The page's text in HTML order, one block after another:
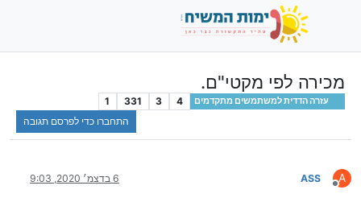
מכירה לפי מקטי"ם.
עזרה הדדית למשתמשים מתקדמים 4
3
331
1
התחברו כדי לפרסם תגובה
A
מנותק
ASS 6 בדצמ׳ 2020, 9:03